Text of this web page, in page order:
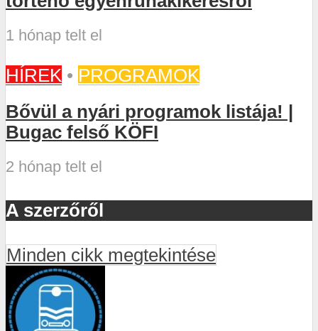
1 hónap telt el
HÍREK • PROGRAMOK
Bővül a nyári programok listája! |
Bugac felső KÖFI
2 hónap telt el
A szerzőről
Minden cikk megtekintése